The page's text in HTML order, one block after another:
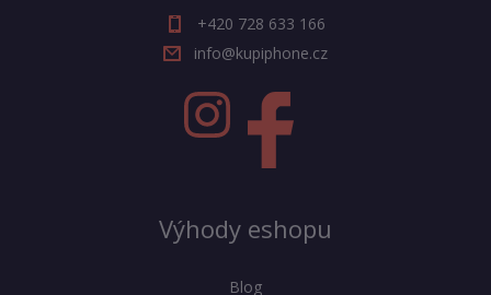
+420 728 633 166
info@kupiphone.cz
Výhody eshopu
Blog